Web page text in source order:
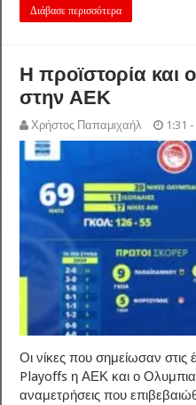
Διάβασε περισσότερα
Η προϊστορία και
στην ΑΕΚ
Χρήστος Παπαμιχαήλ 1:31
Οι νίκες που σημείωσαν στις
Playoffs η ΑΕΚ και ο
αναμετρήσεις που